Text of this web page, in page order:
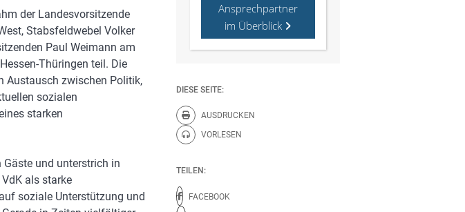
der Landesvorsitzende
Stabsfeldwebel Volker
Paul Weimann am
Thüringen teil. Die
Austausch zwischen Politik,
sozialen
starken
und unterstrich in
als starke
soziale Unterstützung und
Ansprechpartner
im Überblick
DIESE SEITE:
AUSDRUCKEN
Diese Seite drucken.
VORLESEN
Diese Seite vorlesen.
TEILEN:
FACEBOOK